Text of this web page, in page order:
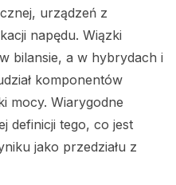
urządzeń z
napędu. Wiązki
bilansie, a w hybrydach i
komponentów
mocy. Wiarygodne
definicji tego, co jest
jako przedziału z